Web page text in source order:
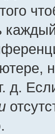
д.